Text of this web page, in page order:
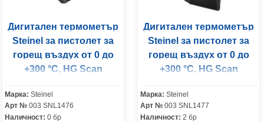
Дигитален термометър
Steinel за пистолет за
горещ въздух от 0 до
+300 °C, HG Scan
Марка: Steinel
Арт № 003 SNL1476
Наличност: 0 бр
Дигитален термометър
Steinel за пистолет за
горещ въздух от 0 до
+300 °C, HG Scan
Марка: Steinel
Арт № 003 SNL1477
Наличност: 2 бр